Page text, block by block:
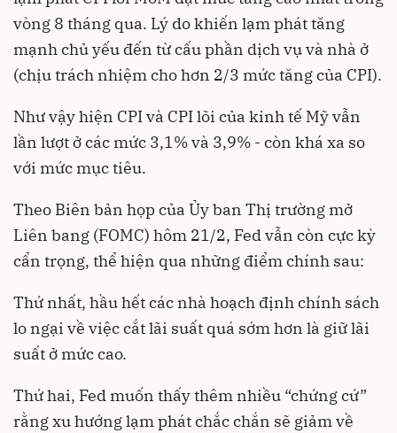
vòng 8 tháng qua. Lý do khiến lạm phát tăng
mạnh chủ yếu đến từ cấu phần dịch vụ và nhà ở
(chịu trách nhiệm cho hơn 2/3 mức tăng của CPI).
Như vậy hiện CPI và CPI lõi của kinh tế Mỹ vẫn
lần lượt ở các mức 3,1% và 3,9% - còn khá xa so
với mức mục tiêu.
Theo Biên bản họp của Ủy ban Thị trường mở
Liên bang (FOMC) hôm 21/2, Fed vẫn còn cực kỳ
cẩn trọng, thể hiện qua những điểm chính sau:
Thứ nhất, hầu hết các nhà hoạch định chính sách
lo ngại về việc cắt lãi suất quá sớm hơn là giữ lãi
suất ở mức cao.
Thứ hai, Fed muốn thấy thêm nhiều “chứng cứ”
rằng xu hướng lạm phát chắc chắn sẽ giảm về